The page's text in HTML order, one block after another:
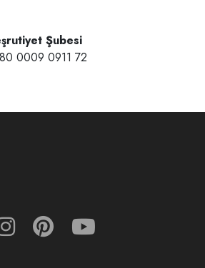
Şubesi
0009 0911 72